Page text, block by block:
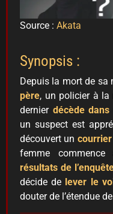
Source : Akata
Synopsis :
Depuis la mort de sa
père, un policier à la
dernier décède
un suspect est
découvert un
femme
résultats de
décide de lever le
douter de l’étendue